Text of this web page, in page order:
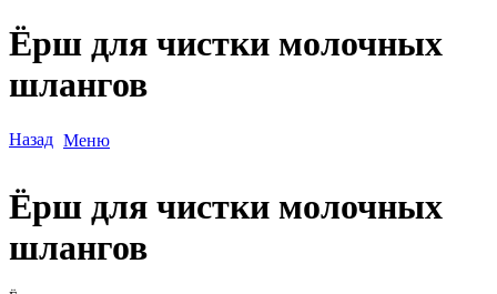
Ёрш для чистки молочных
шлангов
Назад Меню
Ёрш для чистки молочных
шлангов